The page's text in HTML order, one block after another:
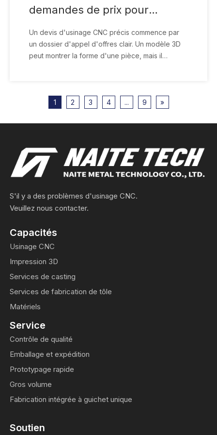
demandes de prix pour
inclure pour un devis précis
Un devis d'usinage CNC précis commence par
un dossier d'appel d'offres clair. Un modèle 3D
peut montrer la forme d'une pièce, mais il
doivent être finies ou quels dossiers d'inspection
1 2 3 4 ... 9 »
S'il y a des problèmes d'usinage CNC.
Veuillez nous contacter.
Capacités
Usinage CNC
Impression 3D
Services de casting
Services de fabrication de tôle
Matériels
Service
Contrôle de qualité
Emballage et expédition
Prototypage rapide
Gros volume
Fabrication intégrée à guichet unique
Soutien